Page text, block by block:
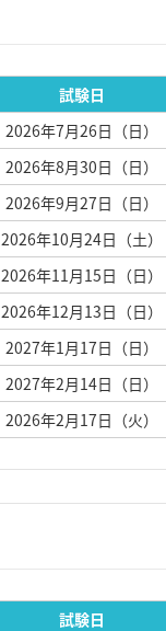
試験日
2026年7月26日（日）
2026年8月30日（日）
2026年9月27日（日）
2026年10月24日（土）
2026年11月15日（日）
2026年12月13日（日）
2027年1月17日（日）
2027年2月14日（日）
2026年2月17日（火）
試験日